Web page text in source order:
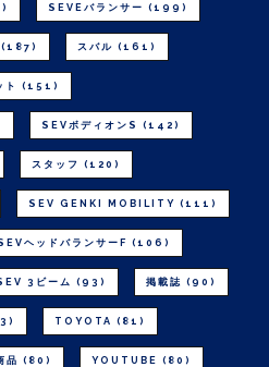
SEVEバランサー (199)
(187) スバル (161)
ト (151)
SEVボディオンS (142)
スタッフ (120)
SEV GENKI MOBILITY (111)
ヘッドバランサーF (106)
3ビーム (93) 掲載誌 (90)
TOYOTA (81)
品 (80) YOUTUBE (80)